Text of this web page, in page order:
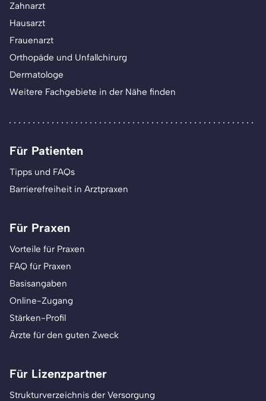
Zahnarzt
Hausarzt
Frauenarzt
Orthopäde und Unfallchirurg
Dermatologe
Weitere Fachgebiete in der Nähe finden
Für Patienten
Tipps und FAQs
Barrierefreiheit in Arztpraxen
Für Praxen
Vorteile für Praxen
FAQ für Praxen
Basisangaben
Online-Zugang
Stärken-Profil
Ärzte für den guten Zweck
Für Lizenzpartner
Strukturverzeichnis der Versorgung